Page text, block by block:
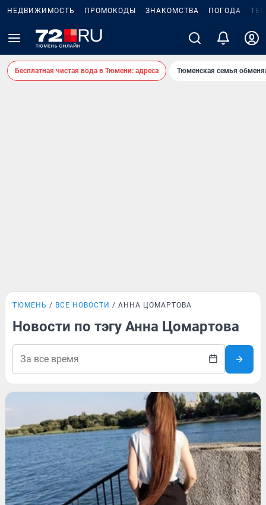
НЕДВИЖИМОСТЬ ПРОМОКОДЫ ЗНАКОМСТВА ПОГОДА
Бесплатная чистая вода в Тюмени: адреса Тюменская семья
ТЮМЕНЬ ВСЕ НОВОСТИ АННА ЦОМАРТОВА
Новости по тэгу Анна Цомартова